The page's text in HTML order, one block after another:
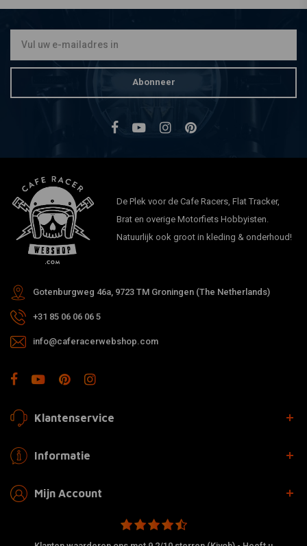
€7,50
Abonneer
De Plek voor de Cafe Racers, Flat Tracker,
Brat en overige Motorfiets Hobbyisten.
Natuurlijk ook groot in kleding & onderhoud!
Gotenburgweg 46a, 9723 TM Groningen (The Netherlands)
+31 85 06 06 06 5
info@caferacerwebshop.com
Klantenservice
Informatie
Mijn Account